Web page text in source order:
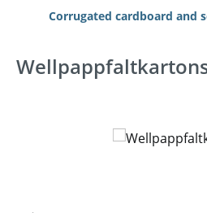
Corrugated cardboard and
Skip image gallery